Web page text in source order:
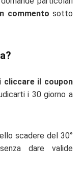
commento sotto
cliccare il coupon
i 30 giorno a
scadere del 30°
dare valide